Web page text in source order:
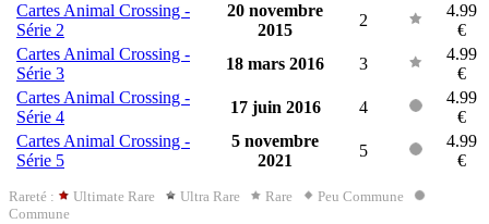
Cartes Animal Crossing -
Série 2
20 novembre
2015
2
4.99
€
Cartes Animal Crossing -
Série 3
18 mars 2016 3
4.99
€
Cartes Animal Crossing -
Série 4
17 juin 2016 4
4.99
€
Cartes Animal Crossing -
Série 5
5 novembre
2021
5
4.99
€
Rareté : Ultimate Rare Ultra Rare Rare
Peu Commune
Commune